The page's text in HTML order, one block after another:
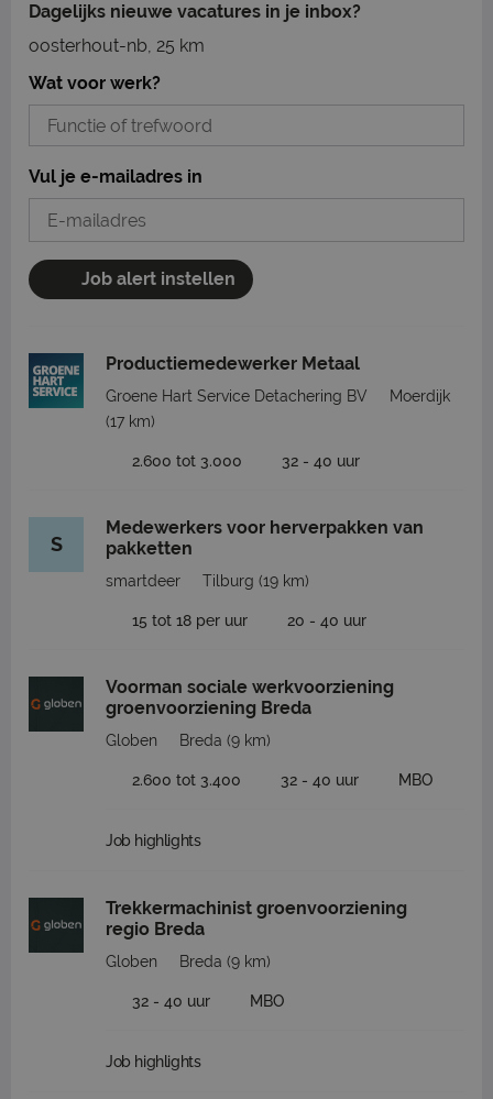
Dagelijks nieuwe vacatures in je inbox?
oosterhout-nb, 25 km
Wat voor werk?
Vul je e-mailadres in
Job alert instellen
Productiemedewerker Metaal
Groene Hart Service Detachering BV
Moerdijk
(17 km)
2.600 tot 3.000 32 - 40 uur
S
Medewerkers voor herverpakken van
pakketten
smartdeer Tilburg (19 km)
15 tot 18 per uur 20 - 40 uur
Voorman sociale werkvoorziening
groenvoorziening Breda
Globen Breda (9 km)
2.600 tot 3.400 32 - 40 uur MBO
Job highlights
Trekkermachinist groenvoorziening
regio Breda
Globen Breda (9 km)
32 - 40 uur MBO
Job highlights